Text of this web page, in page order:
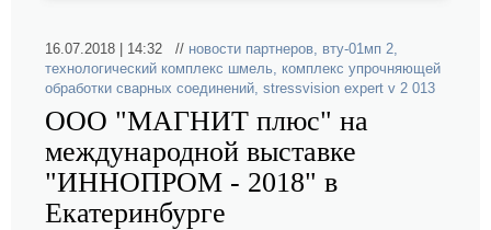
16.07.2018 | 14:32 // новости партнеров, вту-01мп 2,
технологический комплекс шмель, комплекс упрочняющей
обработки сварных соединений, stressvision expert v 2 013
ООО "МАГНИТ плюс" на
международной выставке
"ИННОПРОМ - 2018" в
Екатеринбурге